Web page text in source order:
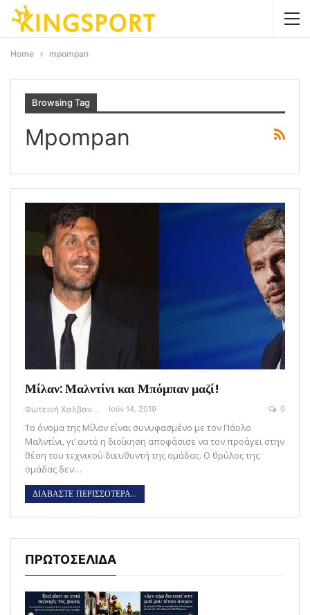
Home mpompan
Browsing Tag
Mpompan
Μίλαν: Μαλντίνι και Μπόμπαν μαζί!
Φωτεινή Χαλβαντζή Ιούν 14, 2019 0
Το όνομα της Μίλαν είναι συνυφασμένο με τον Πάολο
Μαλντίνι, γι’ αυτό η διοίκηση αποφάσισε να τον προάγει στην
θέση του τεχνικού διευθυντή της ομάδας. Ο θρύλος της
ομάδας δεν…
ΔΙΑΒΑΣΤΕ ΠΕΡΙΣΣΟΤΕΡΑ...
ΠΡΩΤΟΣΕΛΙΔΑ